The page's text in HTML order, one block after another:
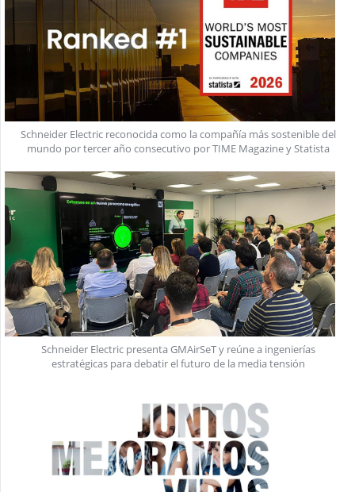
Schneider Electric reconocida como la compañía más sostenible del
mundo por tercer año consecutivo por TIME Magazine y Statista
Schneider Electric presenta GMAirSeT y reúne a ingenierías
estratégicas para debatir el futuro de la media tensión